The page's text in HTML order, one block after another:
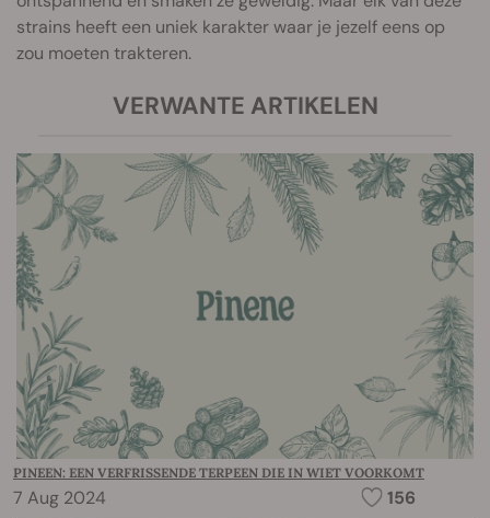
strains heeft een uniek karakter waar je jezelf eens op
zou moeten trakteren.
VERWANTE ARTIKELEN
PINEEN: EEN VERFRISSENDE TERPEEN DIE IN WIET VOORKOMT
7 Aug 2024 156